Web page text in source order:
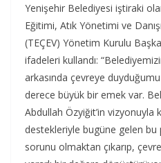
Yenişehir Belediyesi iştiraki
Eğitimi, Atık Yönetimi ve
(TEÇEV) Yönetim Kurulu
ifadeleri kullandı:
arkasında çevreye
derece büyük bir emek var.
Abdullah Özyiğit’in vizyonuyla
destekleriyle bugüne gelen bu
sorunu olmaktan çıkarıp,